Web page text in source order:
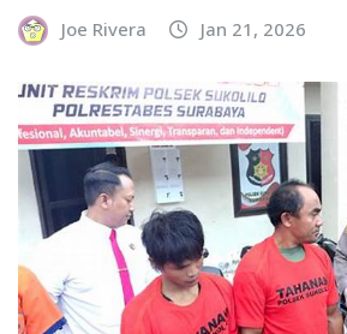
Joe Rivera Jan 21, 2026